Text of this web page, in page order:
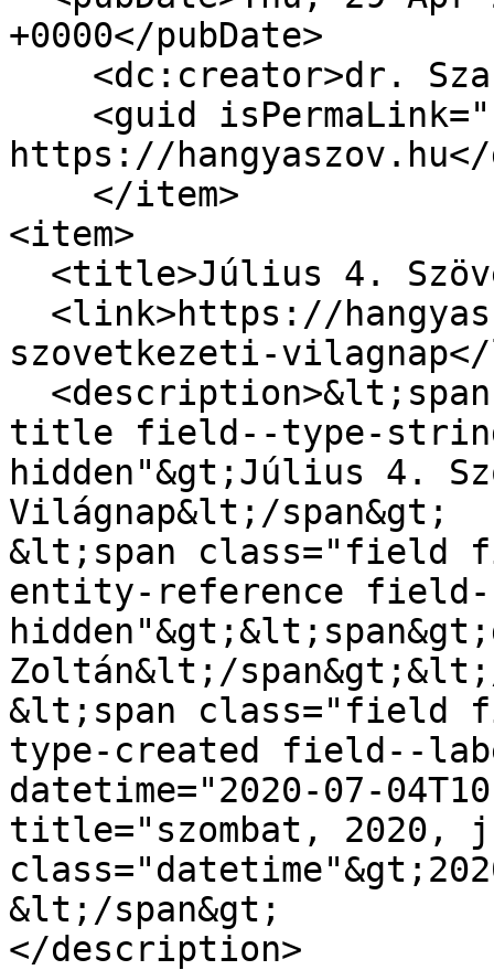
+0000</pubDate>
https://
<item>
szovetkezeti-
title field--type-
hidden"&gt;Július 4.
Világnap&lt;/span&gt;
&lt;span class="field
entity-reference
Zoltán&lt;/
&lt;span class="field
type-created field--
datetime="2020-07-
title="szombat, 2020,
&lt;/span&gt;
</description>